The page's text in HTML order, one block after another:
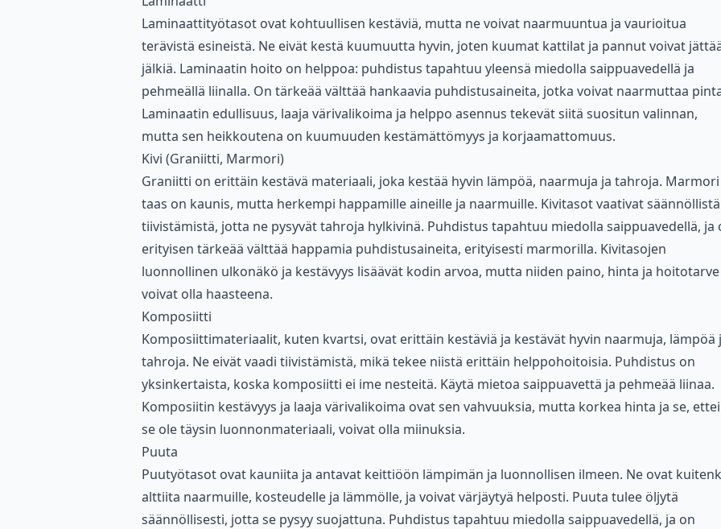
Laminaattityötasot ovat kohtuullisen kestäviä, mutta ne voivat naarmuuntua ja vaurioitua
terävistä esineistä. Ne eivät kestä kuumuutta hyvin, joten kuumat kattilat ja pannut voivat
jälkiä. Laminaatin hoito on helppoa: puhdistus tapahtuu yleensä miedolla saippuavedellä ja
pehmeällä liinalla. On tärkeää välttää hankaavia puhdistusaineita, jotka voivat naarmuttaa
Laminaatin edullisuus, laaja värivalikoima ja helppo asennus tekevät siitä suositun valinnan,
mutta sen heikkoutena on kuumuuden kestämättömyys ja korjaamattomuus.
Kivi (Graniitti, Marmori)
Graniitti on erittäin kestävä materiaali, joka kestää hyvin lämpöä, naarmuja ja tahroja. Marmori
taas on kaunis, mutta herkempi happamille aineille ja naarmuille. Kivitasot vaativat säännöllistä
tiivistämistä, jotta ne pysyvät tahroja hylkivinä. Puhdistus tapahtuu miedolla saippuavedellä, ja
erityisen tärkeää välttää happamia puhdistusaineita, erityisesti marmorilla. Kivitasojen
luonnollinen ulkonäkö ja kestävyys lisäävät kodin arvoa, mutta niiden paino, hinta ja hoitotarve
voivat olla haasteena.
Komposiitti
Komposiittimateriaalit, kuten kvartsi, ovat erittäin kestäviä ja kestävät hyvin naarmuja, lämpöä
tahroja. Ne eivät vaadi tiivistämistä, mikä tekee niistä erittäin helppohoitoisia. Puhdistus on
yksinkertaista, koska komposiitti ei ime nesteitä. Käytä mietoa saippuavettä ja pehmeää liinaa.
Komposiitin kestävyys ja laaja värivalikoima ovat sen vahvuuksia, mutta korkea hinta ja se, ettei
se ole täysin luonnonmateriaali, voivat olla miinuksia.
Puuta
Puutyötasot ovat kauniita ja antavat keittiöön lämpimän ja luonnollisen ilmeen. Ne ovat
alttiita naarmuille, kosteudelle ja lämmölle, ja voivat värjäytyä helposti. Puuta tulee öljytä
säännöllisesti, jotta se pysyy suojattuna. Puhdistus tapahtuu miedolla saippuavedellä, ja on